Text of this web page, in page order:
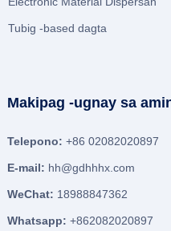
Tubig -based dagta
Makipag -ugnay sa
Telepono: +86 02082020897
E-mail: hh@gdhhhx.com
WeChat: 18988847362
Whatsapp: +862082020897